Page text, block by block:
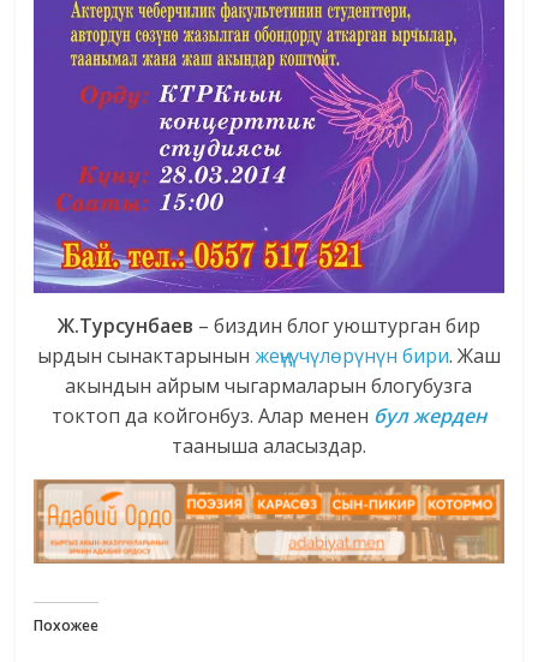
Ж.Турсунбаев – биздин блог уюштурган бир
ырдын сынактарынын жеңүүчүлөрүнүн бири. Жаш
акындын айрым чыгармаларын блогубузга
токтоп да койгонбуз. Алар менен бул жерден
тааныша аласыздар.
Похожее